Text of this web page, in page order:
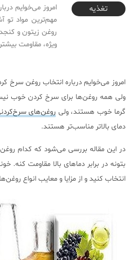
2023-10-13T14:59:34+03:30
تغذیه
امروز می‌خوایم
مهم‌ترین مواد
روغن زیتون و
ویژه، مقاومت
امروز می‌خوایم درباره‌ انتخاب روغن سرخ
ولی همه‌ روغن‌ها برای سرخ کردن خوب
گرما خوب هستند، ولی روغن‌های
دمای بالاتر مناسب‌تر هستند.
در این مقاله بررسی می‌شود که کدام
بتونه در برابر دماهای بالا مقاومت
انتخاب کنید و از مزایا و معایب انواع